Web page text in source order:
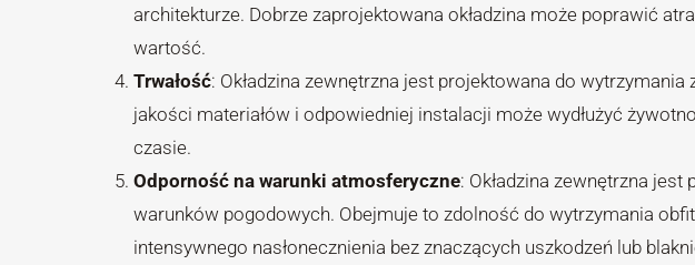
architekturze. Dobrze zaprojektowana okładzina może poprawić
wartość.
Trwałość: Okładzina zewnętrzna jest projektowana do
jakości materiałów i odpowiedniej instalacji może wydłużyć
czasie.
Odporność na warunki atmosferyczne: Okładzina zewnętrzna
warunków pogodowych. Obejmuje to zdolność do wytrzymania
intensywnego nasłonecznienia bez znaczących uszkodzeń lub